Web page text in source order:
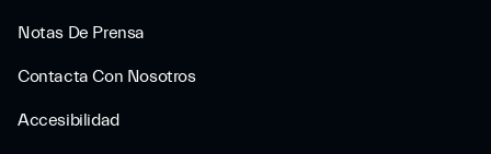
Notas De Prensa
Contacta Con Nosotros
Accesibilidad